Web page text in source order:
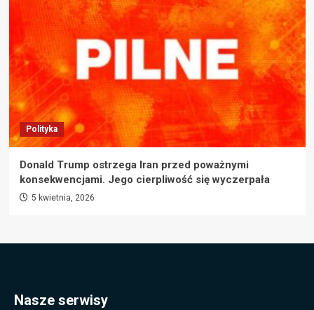
Polityka
Donald Trump ostrzega Iran przed poważnymi
konsekwencjami. Jego cierpliwość się wyczerpała
5 kwietnia, 2026
Nasze serwisy